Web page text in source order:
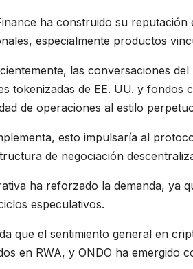
ha construido su
especialmente productos
las conversaciones
tokenizadas de EE. UU. y fondos
de operaciones al estilo
esto impulsaría al
de negociación
ha reforzado la demanda, ya
especulativos.
que el sentimiento general en
en RWA, y ONDO ha emergido